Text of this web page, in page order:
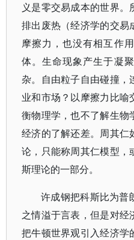
义是零交易成本的世界。
排出废热（经济学的交易
摩擦力，也没有相互作
体。生命现象产生于凝
杂。自由粒子自由碰撞，
业和市场？以摩擦力比
衡物理学，也不了解生物
经济的了解还差。周其仁
论，只能称周其仁模型，
斯理论的一部分。
许成钢把科斯比为普
之情溢于言表，但是对经
把牛顿世界观引入经济学